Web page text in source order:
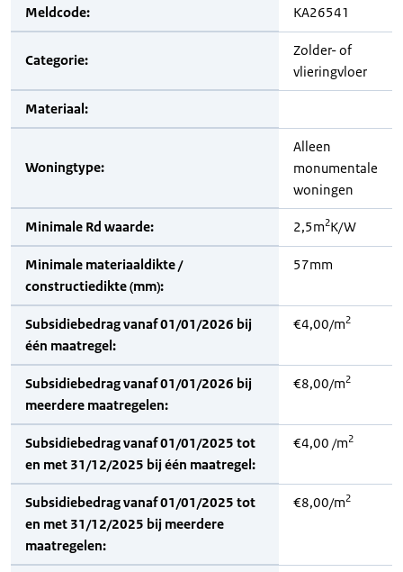
Meldcode: KA26541
Categorie:
Zolder- of
vlieringvloer
Materiaal:
Woningtype:
Alleen
monumentale
woningen
Minimale Rd waarde: 2,5m2K/W
Minimale materiaaldikte /
constructiedikte (mm):
57mm
Subsidiebedrag vanaf 01/01/2026 bij
één maatregel:
€4,00/m2
Subsidiebedrag vanaf 01/01/2026 bij
meerdere maatregelen:
€8,00/m2
Subsidiebedrag vanaf 01/01/2025 tot
en met 31/12/2025 bij één maatregel:
€4,00 /m2
Subsidiebedrag vanaf 01/01/2025 tot
en met 31/12/2025 bij meerdere
maatregelen:
€8,00/m2